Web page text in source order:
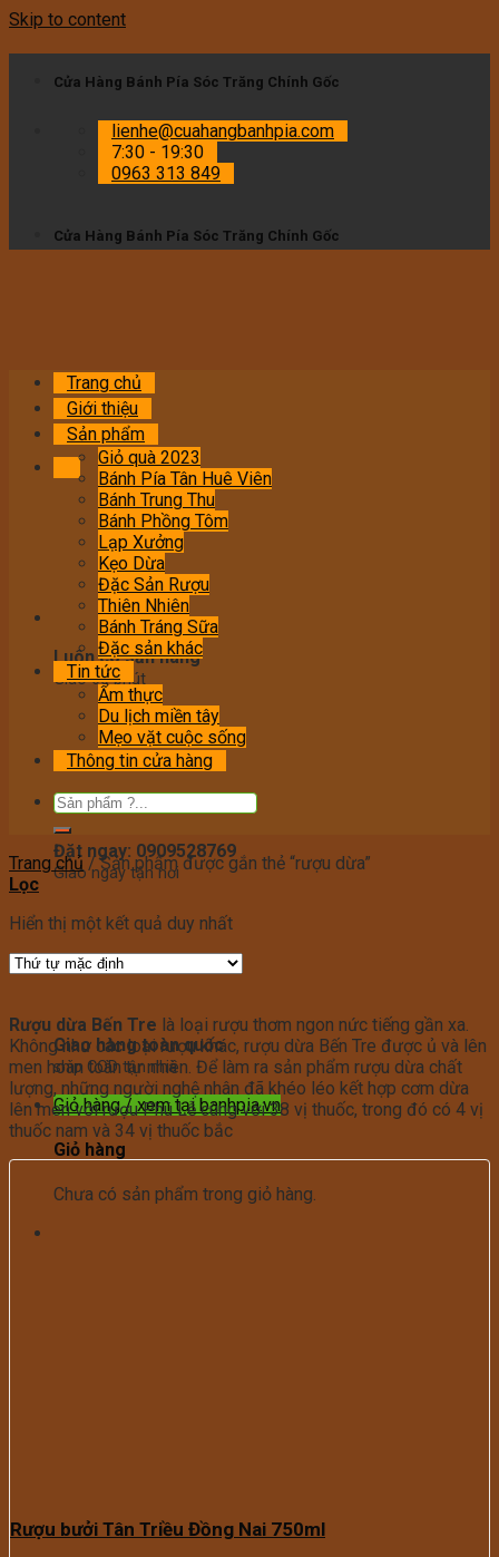
Skip to content
Cửa Hàng Bánh Pía Sóc Trăng Chính Gốc
lienhe@cuahangbanhpia.com
7:30 - 19:30
0963 313 849
Cửa Hàng Bánh Pía Sóc Trăng Chính Gốc
Luôn có sẵn hàng
Giao 60 phút
Đặt ngay: 0909528769
Giao ngay tận nơi
Giao hàng toàn quốc
ship COD tận nhà
Giỏ hàng /xem tại banhpia.vn
Giỏ hàng
Chưa có sản phẩm trong giỏ hàng.
Trang chủ
Giới thiệu
Sản phẩm
Giỏ quà 2023
Bánh Pía Tân Huê Viên
Bánh Trung Thu
Bánh Phồng Tôm
Lạp Xưởng
Kẹo Dừa
Đặc Sản Rượu
Thiên Nhiên
Bánh Tráng Sữa
Đặc sản khác
Tin tức
Ẩm thực
Du lịch miền tây
Mẹo vặt cuộc sống
Thông tin cửa hàng
Trang chủ /Sản phẩm được gắn thẻ “rượu dừa”
Lọc
Hiển thị một kết quả duy nhất
Rượu dừa Bến Tre là loại rượu thơm ngon nức tiếng gần xa.
Không như các loại rượu khác, rượu dừa Bến Tre được ủ và lên
men hoàn toàn tự nhiên. Để làm ra sản phẩm rượu dừa chất
lượng, những người nghệ nhân đã khéo léo kết hợp cơm dừa
lên men với rượu Phú Lễ cùng với 38 vị thuốc, trong đó có 4 vị
thuốc nam và 34 vị thuốc bắc
Rượu bưởi Tân Triều Đồng Nai 750ml